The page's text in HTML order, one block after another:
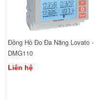
Đồng Hồ Đo Đa Năng Lovato -
DMG110
Liên hệ